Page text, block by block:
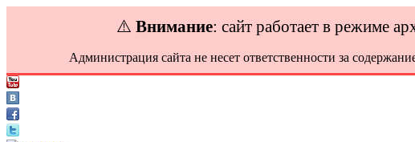
⚠️ Внимание: сайт работает в режиме
Администрация сайта не несет ответственности за